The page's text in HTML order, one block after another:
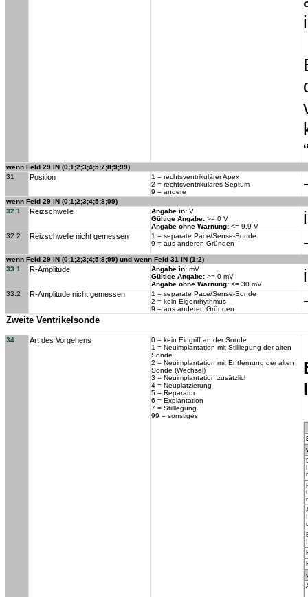
wenn Feld 29 IN (0;1;2;3;4;5;7;8;9;99)
31
Position
1 = rechtsventrikulärer Apex
2 = rechtsventrikuläres Septum
9 = andere
wenn Feld 29 IN (0;1;2;3;4;5;8;99)
32.1
Reizschwelle Angabe in: V
Gültige Angabe: >= 0 V
Angabe ohne Warnung: <= 9,9 V
32.2 Reizschwelle nicht gemessen
1 = separate Pace/Sense-Sonde
9 = aus anderen Gründen
wenn Feld 29 IN (0;1;2;3;4;5;8;99) und wenn Feld 31 IN (1;2)
33.1
R-Amplitude Angabe in: mV
Gültige Angabe: >= 0 mV
Angabe ohne Warnung: <= 30 mV
33.2 R-Amplitude nicht gemessen
1 = separate Pace/Sense-Sonde
2 = kein Eigenrhythmus
9 = aus anderen Gründen
Zweite Ventrikelsonde
34 Art des Vorgehens
0 = kein Eingriff an der Sonde
1 = Neuimplantation mit Stilllegung der alten
Sonde
2 = Neuimplantation mit Entfernung der alten
Sonde (Wechsel)
3 = Neuimplantation zusätzlich
4 = Neuplatzierung
5 = Reparatur
6 = Explantation
7 = Stilllegung
99 = sonstiges